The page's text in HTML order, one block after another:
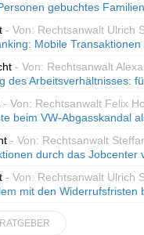
gebuchtes
- Von: Rechtsanwalt Ulrich
Mobile
- Von: Rechtsanwalt
des Arbeitsverhältnisses:
- Von: Rechtsanwalt Felix
beim VW-Abgasskandal
- Von: Rechtsanwalt
durch das Jobcenter
- Von: Rechtsanwalt Ulrich
mit den